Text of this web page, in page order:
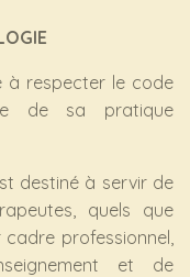
à respecter le code
de sa pratique
destiné à servir de
quels que
cadre professionnel,
et de